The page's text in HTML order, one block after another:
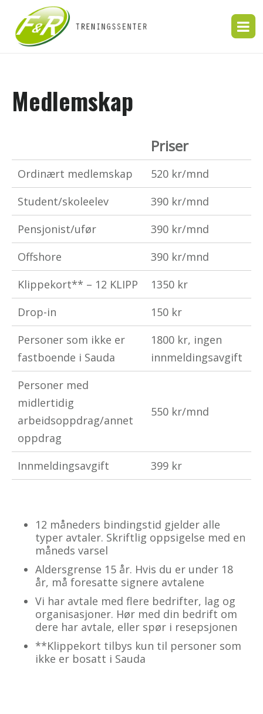
Medlemskap
Priser
Ordinært medlemskap
520 kr/mnd
Student/skoleelev
390 kr/mnd
Pensjonist/ufør
390 kr/mnd
Offshore
390 kr/mnd
Klippekort** – 12 KLIPP
1350 kr
Drop-in
150 kr
Personer som ikke er
fastboende i Sauda
1800 kr, ingen
innmeldingsavgift
Personer med
midlertidig
arbeidsoppdrag/annet
oppdrag
550 kr/mnd
Innmeldingsavgift 399 kr
12 måneders bindingstid gjelder alle
typer avtaler. Skriftlig oppsigelse med en
måneds varsel
Aldersgrense 15 år. Hvis du er under 18
år, må foresatte signere avtalene
Vi har avtale med flere bedrifter, lag og
organisasjoner. Hør med din bedrift om
dere har avtale, eller spør i resepsjonen
**Klippekort tilbys kun til personer som
ikke er bosatt i Sauda